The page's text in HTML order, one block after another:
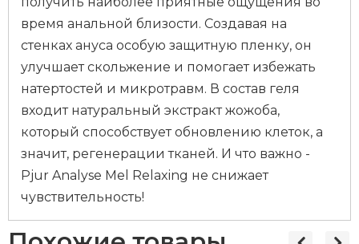
время анальной близости. Создавая на
стенках ануса особую защитную пленку, он
улучшает скольжение и помогает избежать
натертостей и микротравм. В состав геля
входит натуральный экстракт жожоба,
который способствует обновлению клеток, а
значит, регенерации тканей. И что важно -
Pjur Analyse Mel Relaxing не снижает
чувствительность!